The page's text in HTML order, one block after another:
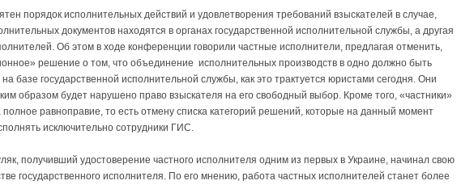
порядок исполнительных действий и удовлетворения требований взыскателей в случае,
документов находятся в органах государственной исполнительной службы, а другая
Об этом в ходе конференции говорили частные исполнители, предлагая отменить,
решение о том, что объединение исполнительных производств в одно должно быть
базе государственной исполнительной службы, как это трактуется юристами сегодня. Они
образом будет нарушено право взыскателя на его свободный выбор. Кроме того, «частники»
полное равноправие, то есть отмену списка категорий решений, которые на данный момент
исключительно сотрудники ГИС.
получивший удостоверение частного исполнителя одним из первых в Украине, начинал свою
государственного исполнителя. По его мнению, работа частных исполнителей станет более